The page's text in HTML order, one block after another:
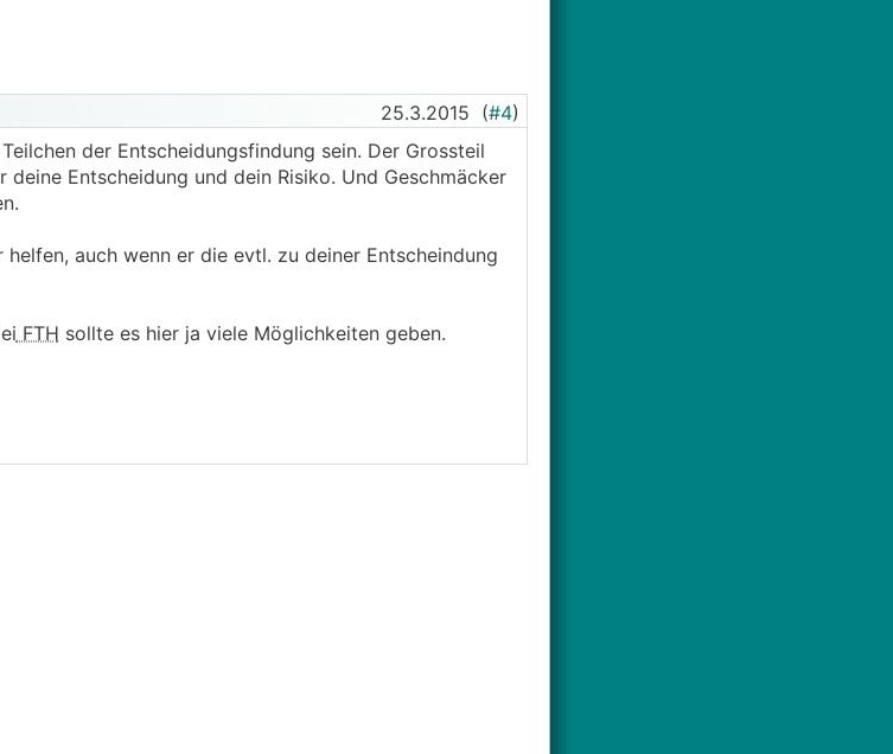
25.3.2015 (#4)
der Entscheidungsfindung sein. Der Grossteil
Entscheidung und dein Risiko. Und Geschmäcker
auch wenn er die evtl. zu deiner Entscheindung
FTH sollte es hier ja viele Möglichkeiten geben.